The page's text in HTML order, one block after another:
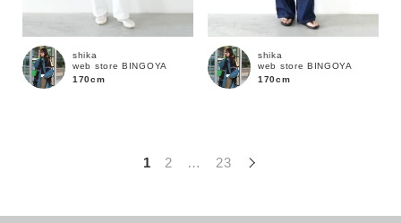
この条件で絞り込む
shika
web store BINGOYA
170cm
shika
web store BINGOYA
170cm
1 2 … 23